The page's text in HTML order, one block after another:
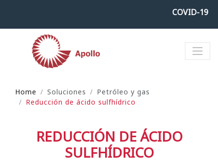
COVID-19
Home Soluciones
Petróleo y gas
Reducción de ácido sulfhídrico
REDUCCIÓN DE ÁCIDO
SULFHÍDRICO